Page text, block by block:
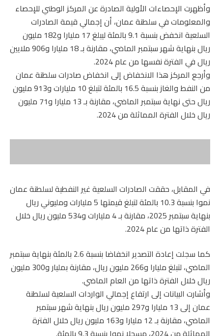
وأظهرت الإحصاءات الأولية الصادرة عن المركز الوطني للإحصاء
والمعلومات في سلطنة عمان، أن إجمالي قيمة الصادرات
السلعية انخفض بنسبة 9.1 بالمئة ليبلغ 17 مليارا و182 مليون
ريال بنهاية شهر سبتمبر الماضي، مقارنة بـ 18 مليارا و906 ملايين
ريال في الفترة نفسها من عام 2024.
وأرجع المركز هذا الانخفاض إلى انخفاض صادرات سلطنة عمان
من النفط والغاز بنسبة 16.5 بالمئة لتبلغ 10 مليارات و913 مليون
ريال حتى نهاية سبتمبر الماضي، مقارنة بـ 13 مليارا و71 مليون
ريال خلال الفترة المماثلة من 2024.
في المقابل، حققت الصادرات السلعية غير النفطية لسلطنة عمان
نموا بنسبة 10.3 بالمئة لتبلغ قيمتها 5 مليارات ومليوني ريال
بنهاية سبتمبر 2025، مقارنة بـ 4 مليارات و534 مليون ريال خلال
الفترة ذاتها من عام 2024.
كما سجلت إعادة التصدير انخفاضا بنسبة 2.6 بالمئة بنهاية سبتمبر
الماضي، لتبلغ مليارا و266 مليون ريال، مقارنة بمليار و300 مليون
ريال خلال الفترة ذاتها من العام الماضي.
وأشارت البيانات إلى ارتفاع إجمالي الواردات السلعية لسلطنة
عمان إلى 13 مليارا و297 مليون ريال بنهاية شهر سبتمبر
الماضي، مقارنة بـ 12 مليارا و163 مليون ريال خلال الفترة